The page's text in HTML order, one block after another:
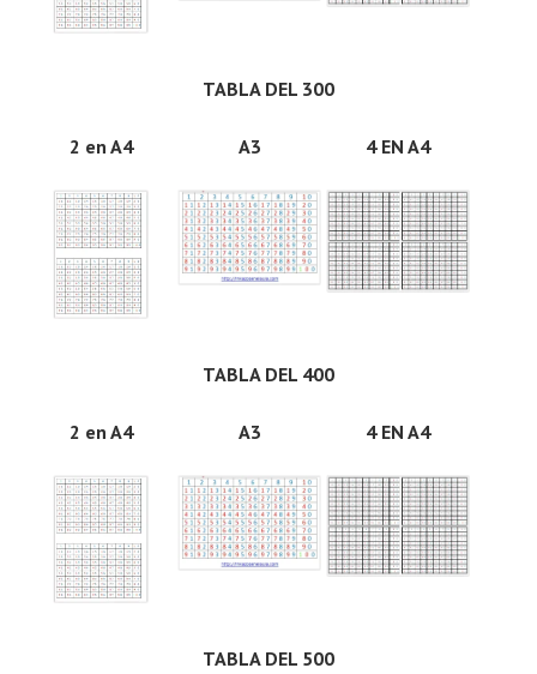
TABLA DEL 300
2 en A4 A3 4 EN A4
TABLA DEL 400
2 en A4 A3 4 EN A4
TABLA DEL 500